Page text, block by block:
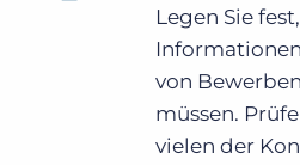
Legen Sie
von
müssen.
vielen der